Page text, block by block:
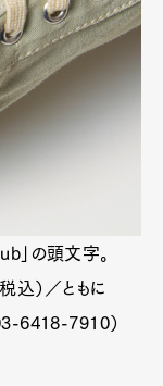
tw
」の頭文字。
込）／ともに
6418-7910）